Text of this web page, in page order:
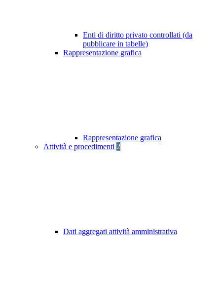
Enti di diritto privato controllati (da
pubblicare in tabelle)
Rappresentazione grafica
Rappresentazione grafica
Attività e procedimenti 2
Dati aggregati attività amministrativa